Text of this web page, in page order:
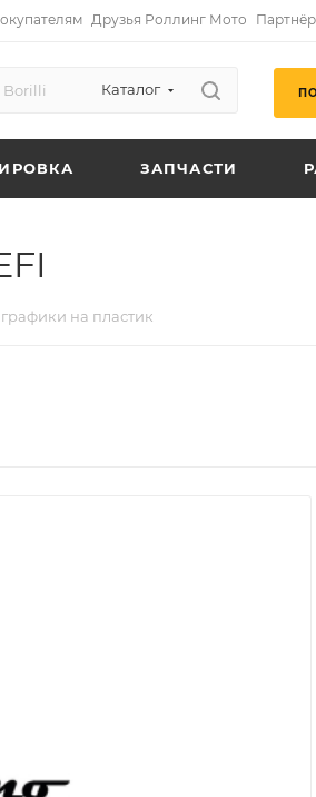
Друзья Роллинг Мото
Каталог
ЗАПЧАСТИ
на пластик